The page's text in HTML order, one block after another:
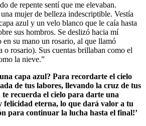
de repente sentí que me elevaban.
mujer de belleza indescriptible. Vestía
azul y un velo blanco que le caía hasta
sus hombros. Se deslizó hacia mí
en su mano un rosario, al que llamó
o rosario). Sus cuentas brillaban como el
la nieve.”
capa azul? Para recordarte el cielo
de tus labores, llevando la cruz de tus
recuerda el cielo para darte una
felicidad eterna, lo que dará valor a tu
para continuar la lucha hasta el final!’